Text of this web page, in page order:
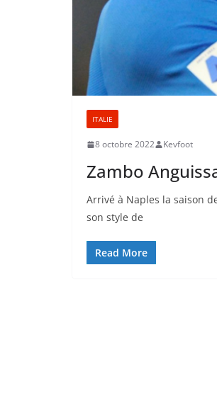
ITALIE
8 octobre 2022 Kevfoot
Zambo
Arrivé à Naples la saison
son style de
Read More